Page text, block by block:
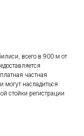
всего в 900 м от
частная
могут насладиться
стойки регистрации